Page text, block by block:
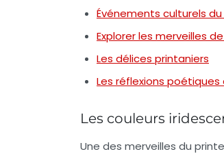
Événements culturels
Explorer les merveilles
Les délices printaniers
Les réflexions
Les couleurs
Une des merveilles du